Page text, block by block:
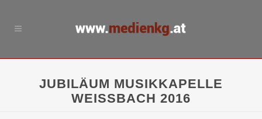
JUBILÄUM MUSIKKAPELLE
WEISSBACH 2016